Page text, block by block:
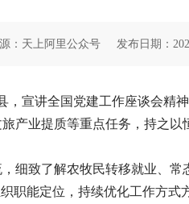
：天上阿里公众号 发布日期：
，宣讲全国党建工作座谈会
产业提质等重点任务，持之
细致了解农牧民转移就业、
职能定位，持续优化工作方